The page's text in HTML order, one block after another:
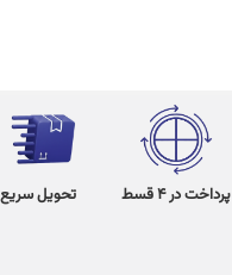
پرداخت در 4 قسط تحویل سریع